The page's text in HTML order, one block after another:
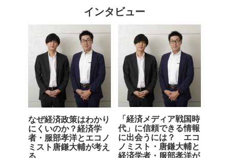
インタビュー
なぜ経済政策はわかり
にくいのか？経済学
者・服部孝洋とエコノ
ミスト唐鎌大輔が考え
「経済メディア戦国時
代」に信頼できる情報
に出会うには？ エコ
ノミスト・唐鎌大輔と
経済学者・服部孝洋が